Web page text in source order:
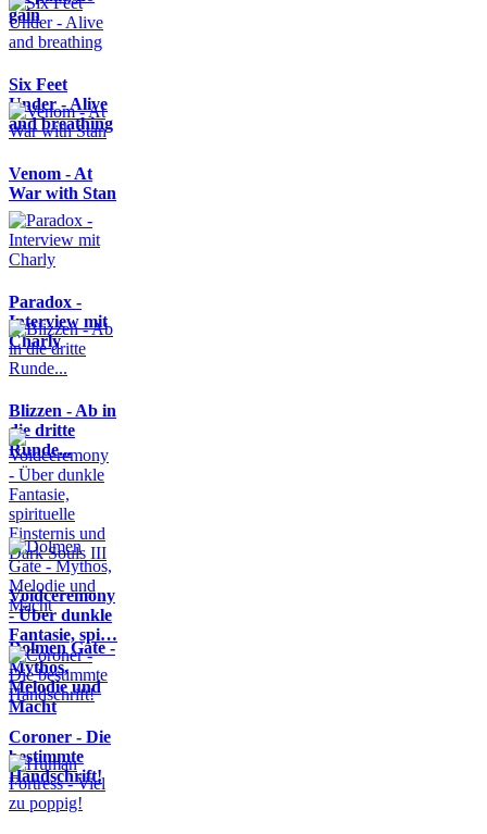
gain
Six Feet
Under - Alive
and breathing
Venom - At
War with Stan
Paradox -
Interview mit
Charly
Blizzen - Ab in
die dritte
Runde...
Voidceremony
- Über dunkle
Fantasie, spi…
Dolmen Gate -
Mythos,
Melodie und
Macht
Coroner - Die
bestimmte
Handschrift!